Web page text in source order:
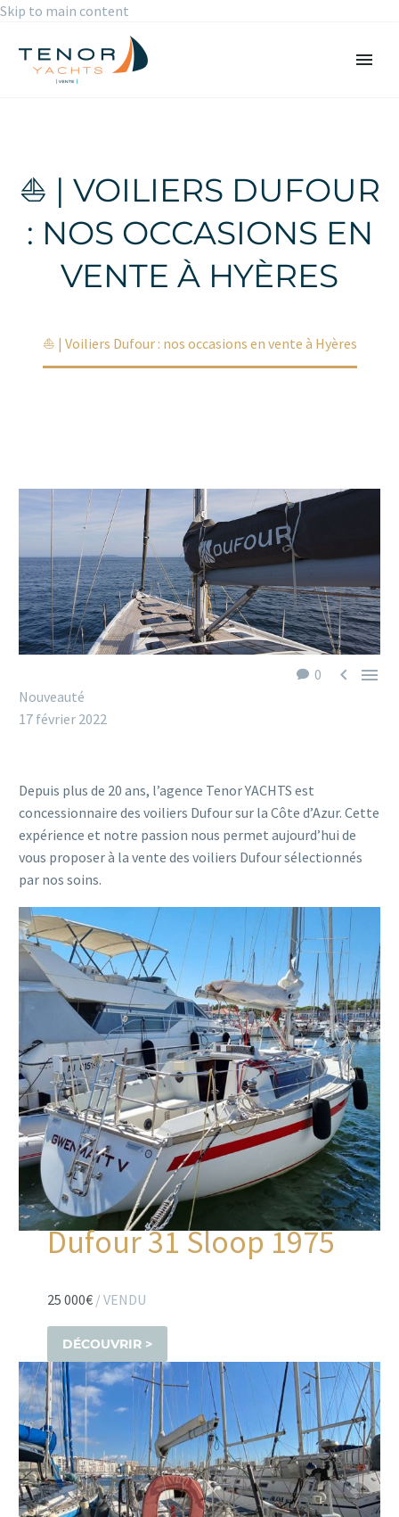
Skip to main content
⛵ | VOILIERS DUFOUR
: NOS OCCASIONS EN
VENTE À HYÈRES
⛵ | Voiliers Dufour : nos occasions en vente à Hyères
0  
Nouveauté
17 février 2022
Depuis plus de 20 ans, l’agence Tenor YACHTS est
concessionnaire des voiliers Dufour sur la Côte d’Azur. Cette
expérience et notre passion nous permet aujourd’hui de
vous proposer à la vente des voiliers Dufour sélectionnés
par nos soins.
Dufour 31 Sloop 1975
25 000€ / VENDU
DÉCOUVRIR >